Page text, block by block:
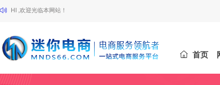
HI ,欢迎光临本网站！
首页